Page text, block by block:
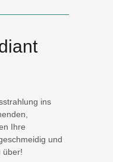
ins
Ihre
und
über!